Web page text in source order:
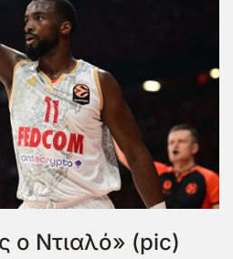
ο Ντιαλό» (pic)